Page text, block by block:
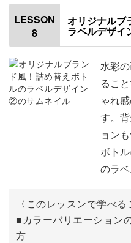
はじめに
使用材料・道具
①高級感のあるラベル
素材と文字を入れて制作
あしらいの文字を入れる
高級感の出るおすすめ
LESSON
8
オリジナルブ
ラベルデザ
水彩
るこ
ゃれ
す。
ョン
ボト
のラベ
〈このレッスンで学べる
■カラーバリエーション
方